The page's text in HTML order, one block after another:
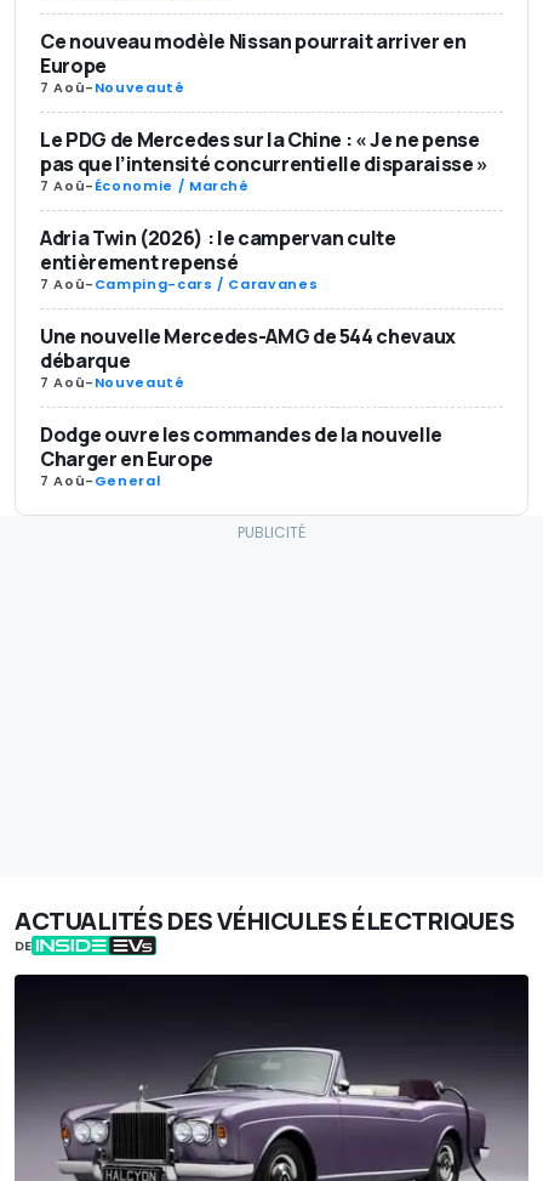
Ce nouveau modèle Nissan pourrait arriver en
Europe
7 Aoû-Nouveauté
Le PDG de Mercedes sur la Chine : « Je ne pense
pas que l’intensité concurrentielle disparaisse »
7 Aoû-Économie / Marché
Adria Twin (2026) : le campervan culte
entièrement repensé
7 Aoû-Camping-cars / Caravanes
Une nouvelle Mercedes-AMG de 544 chevaux
débarque
7 Aoû-Nouveauté
Dodge ouvre les commandes de la nouvelle
Charger en Europe
7 Aoû-General
ACTUALITÉS DES VÉHICULES ÉLECTRIQUES
DE